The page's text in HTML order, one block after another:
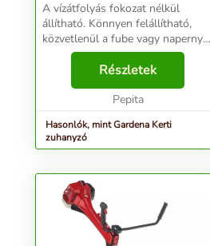
A vízátfolyás fokozat nélkül
állítható. Könnyen felállítható,
közvetlenül a fube vagy napernyo
állványba szúrható.
Elszennyezodéskor a
narancssárga zuhanyfejet
csavarjuk le, távolítsuk el a szurot.
Részletek
Pepita
Hasonlók, mint Gardena Kerti
zuhanyzó